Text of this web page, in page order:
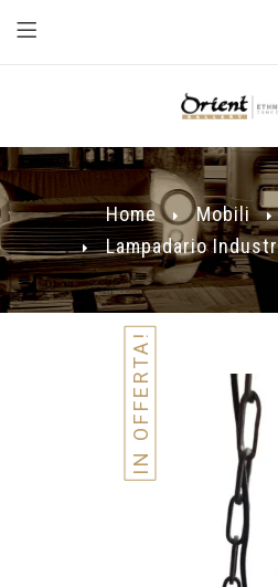
Home Mobili
Lampadario
IN OFFERTA!